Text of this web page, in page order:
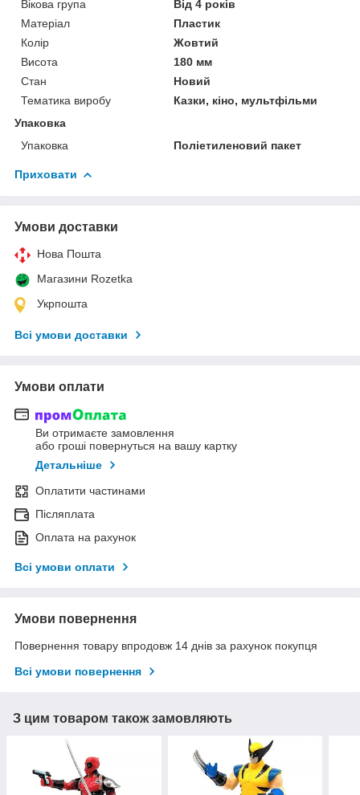
Вікова група
Від 4 років
Матеріал
Пластик
Колір
Жовтий
Висота
180 мм
Стан
Новий
Тематика виробу
Казки, кіно, мультфільми
Упаковка
Упаковка
Поліетиленовий пакет
Приховати
Умови доставки
Нова Пошта
Магазини Rozetka
Укрпошта
Всі умови доставки
Умови оплати
Ви отримаєте замовлення
або гроші повернуться на вашу картку
Детальніше
Оплатити частинами
Післяплата
Оплата на рахунок
Всі умови оплати
Умови повернення
Повернення товару впродовж 14 днів за рахунок покупця
Всі умови повернення
З цим товаром також замовляють